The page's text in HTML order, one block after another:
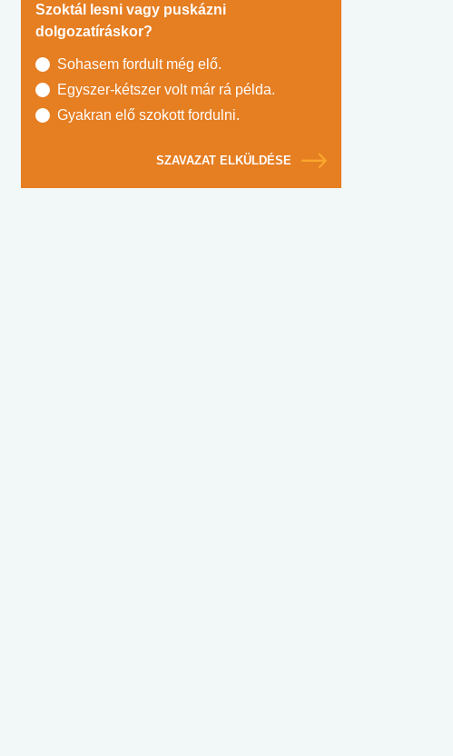
Szoktál lesni vagy puskázni
dolgozatíráskor?
Sohasem fordult még elő.
Egyszer-kétszer volt már rá példa.
Gyakran elő szokott fordulni.
SZAVAZAT ELKÜLDÉSE